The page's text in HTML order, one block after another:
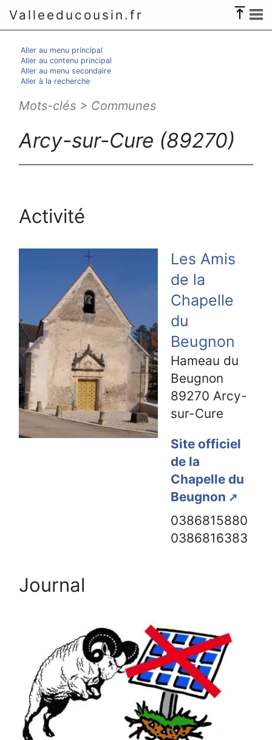
Valleeducousin.fr
Aller au menu principal
Aller au contenu principal
Aller au menu secondaire
Aller à la recherche
Mots-clés > Communes
Arcy-sur-Cure (89270)
Activité
Les Amis
de la
Chapelle
du
Beugnon
Hameau du
Beugnon
89270 Arcy-
sur-Cure
Site officiel
de la
Chapelle du
Beugnon
0386815880
0386816383
Journal